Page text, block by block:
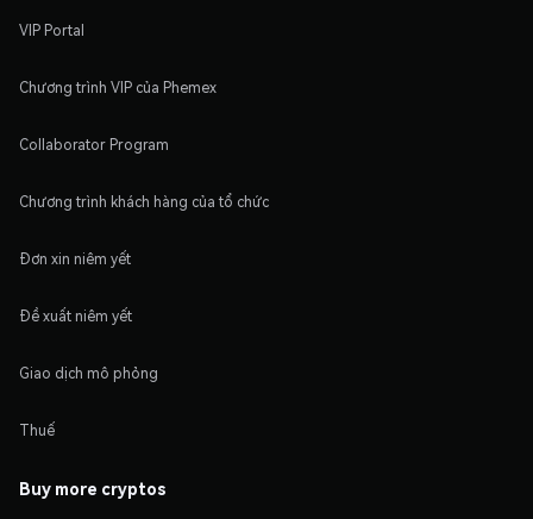
VIP Portal
Chương trình VIP của Phemex
Collaborator Program
Chương trình khách hàng của tổ chức
Đơn xin niêm yết
Đề xuất niêm yết
Giao dịch mô phỏng
Thuế
Buy more cryptos